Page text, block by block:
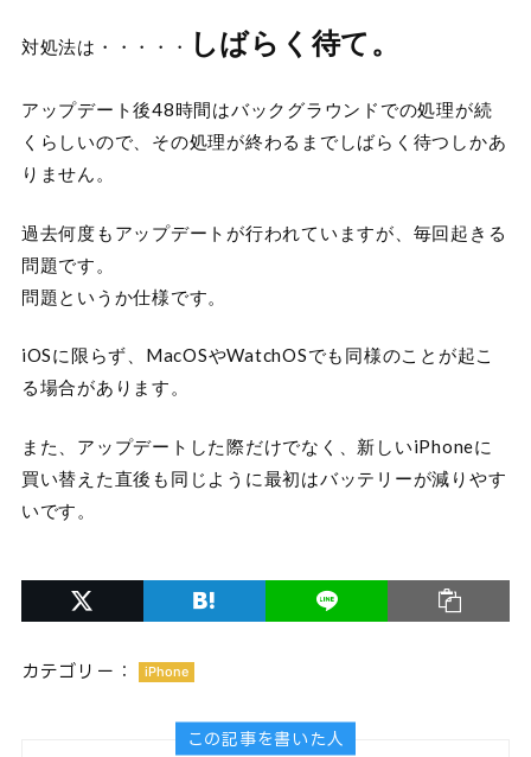
対処法は・・・・・ しばらく待て。
アップデート後48時間はバックグラウンドでの処理が続
くらしいので、その処理が終わるまでしばらく待つしかあ
りません。
過去何度もアップデートが行われていますが、毎回起きる
問題です。
問題というか仕様です。
iOSに限らず、MacOSやWatchOSでも同様のことが起こ
る場合があります。
また、アップデートした際だけでなく、新しいiPhoneに
買い替えた直後も同じように最初はバッテリーが減りやす
いです。
カテゴリー： iPhone
この記事を書いた人